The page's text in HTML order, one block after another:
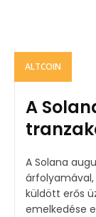
ALTCOIN
A
A Solana
küldött erős üzenetet
emelkedése